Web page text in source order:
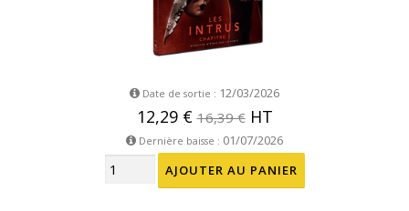
Date de sortie : 12/03/2026
12,29 €16,39 €HT
Dernière baisse : 01/07/2026